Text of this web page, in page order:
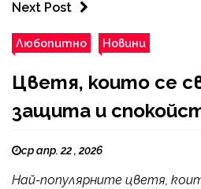
Next Post
Любопитно Новини
Цветя, които се
защита и
ср апр. 22 , 2026
Най-популярните цветя,